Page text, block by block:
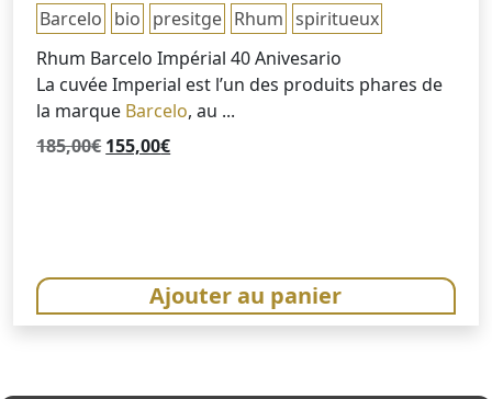
Barcelo bio presitge Rhum spiritueux
Rhum Barcelo Impérial 40 Anivesario
La cuvée Imperial est l’un des produits phares de
la marque Barcelo, au ...
185,00€ Le
155,00€Le
Ajouter au panier